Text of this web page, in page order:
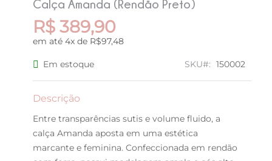
Calça Amanda (Rendão Preto)
R$ 389,90
em até 4x de R$97,48
Em estoque SKU 150002
Descrição
Entre transparências sutis e volume fluido, a
calça Amanda aposta em uma estética
marcante e feminina. Confeccionada em rendão
para
o
início
da
de
imagens